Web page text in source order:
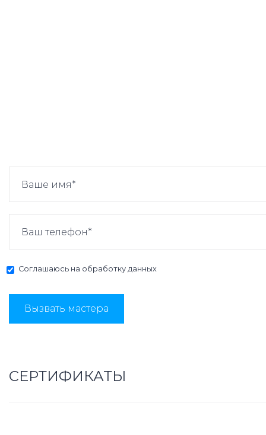
Соглашаюсь на обработку данных
Вызвать мастера
СЕРТИФИКАТЫ